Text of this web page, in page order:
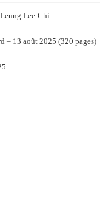
Lee-Chi
– 13 août 2025 (320 pages)